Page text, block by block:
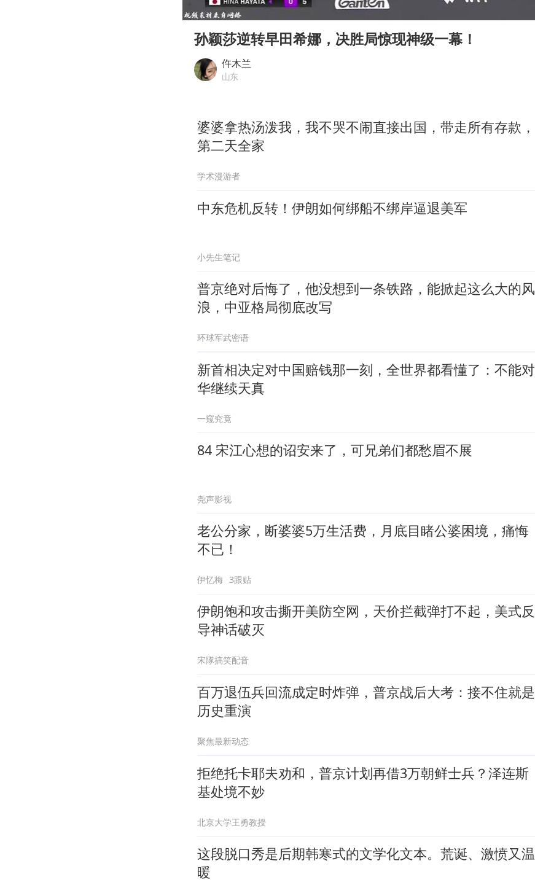
中国五箭齐发反制美国
律师称“梅姨”若满75岁或不适用死刑
空调发明出来竟然不是为了给人降温
Play
00:00
孙颖莎逆转早田希娜，决胜局惊现神级一幕！
仵木兰
山东
婆婆拿热汤泼我，我不哭不闹直接出国，带走所有存款，
第二天全家
学术漫游者
中东危机反转！伊朗如何绑船不绑岸逼退美军
小先生笔记
普京绝对后悔了，他没想到一条铁路，能掀起这么大的风
浪，中亚格局彻底改写
环球军武密语
新首相决定对中国赔钱那一刻，全世界都看懂了：不能对
华继续天真
一窥究竟
84 宋江心想的诏安来了，可兄弟们都愁眉不展
尧声影视
老公分家，断婆婆5万生活费，月底目睹公婆困境，痛悔
不已！
伊忆梅 3跟贴
伊朗饱和攻击撕开美防空网，天价拦截弹打不起，美式反
导神话破灭
宋隊搞笑配音
百万退伍兵回流成定时炸弹，普京战后大考：接不住就是
历史重演
聚焦最新动态
拒绝托卡耶夫劝和，普京计划再借3万朝鲜士兵？泽连斯
基处境不妙
北京大学王勇教授
这段脱口秀是后期韩寒式的文学化文本。荒诞、激愤又温
暖